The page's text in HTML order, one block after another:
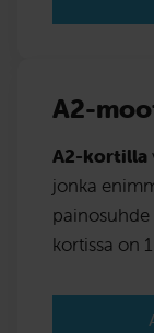
A2-
A2-kortilla
jonka
kortissa on